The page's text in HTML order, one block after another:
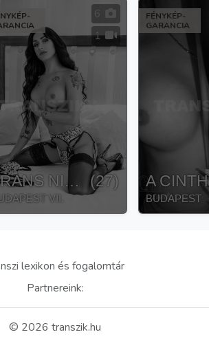
1
TRANS NICOL (27)
VII.
FÉNYKÉP-
GARANCIA
A
BUDAPEST
lexikon és fogalomtár
Partnereink:
© 2026 transzik.hu